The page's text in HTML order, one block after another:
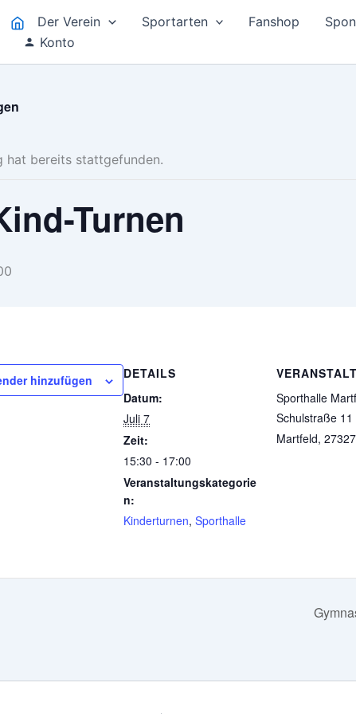
Der Verein Sportarten Fanshop
Konto
hat bereits stattgefunden.
Turnen
hinzufügen
DETAILS
Datum:
Juli 7
Zeit:
15:30 - 17:00
Veranstaltungskategorie
n:
Kinderturnen, Sporthalle
Sporthalle
Schulstraße 11
Martfeld, 27327